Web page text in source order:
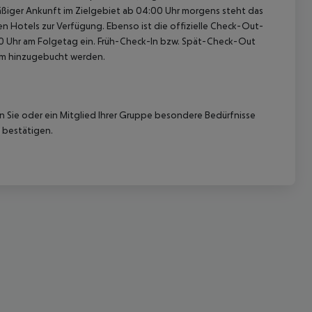
Ankunft im Zielgebiet ab 04:00 Uhr morgens steht das
Hotels zur Verfügung. Ebenso ist die offizielle Check-Out-
am Folgetag ein. Früh-Check-In bzw. Spät-Check-Out
hinzugebucht werden.
oder ein Mitglied Ihrer Gruppe besondere Bedürfnisse
bestätigen.
akzeptieren